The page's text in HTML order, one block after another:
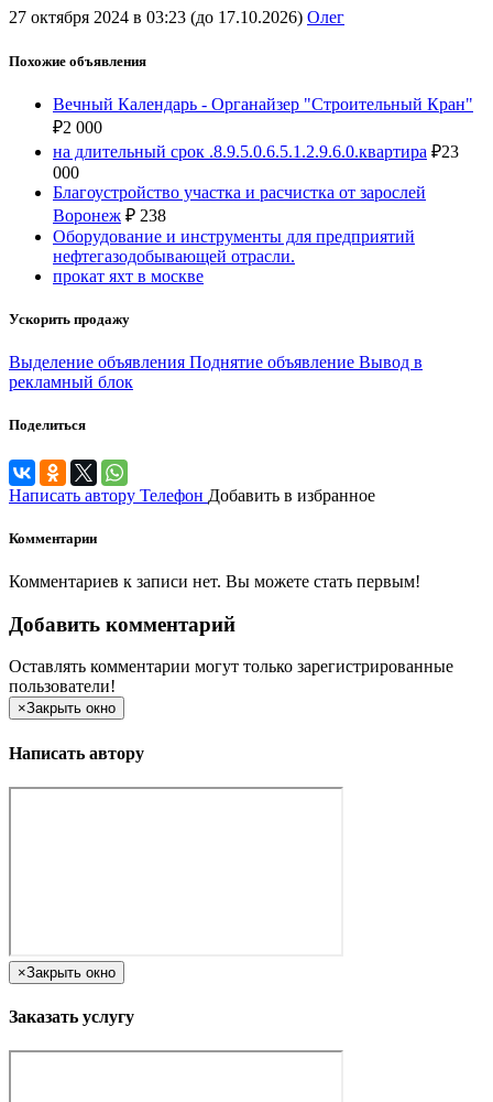
27 октября 2024 в 03:23 (до 17.10.2026) Олег
Похожие объявления
Вечный Календарь - Органайзер "Строительный Кран"
₽2 000
на длительный срок .8.9.5.0.6.5.1.2.9.6.0.квартира ₽23
000
Благоустройство участка и расчистка от зарослей
Воронеж ₽ 238
Оборудование и инструменты для предприятий
нефтегазодобывающей отрасли.
прокат яхт в москве
Ускорить продажу
Выделение объявления Поднятие объявление Вывод в
рекламный блок
Поделиться
Написать автору Телефон Добавить в избранное
Комментарии
Комментариев к записи нет. Вы можете стать первым!
Добавить комментарий
Оставлять комментарии могут только зарегистрированные
пользователи!
×Закрыть окно
Написать автору
×Закрыть окно
Заказать услугу